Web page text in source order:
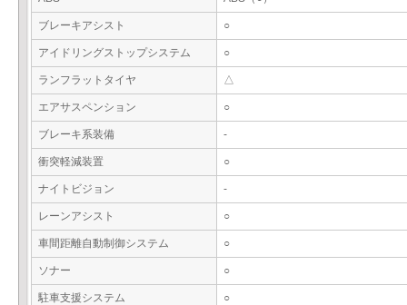
ブレーキアシスト ○
アイドリングストップシステム ○
ランフラットタイヤ △
エアサスペンション ○
ブレーキ系装備 -
衝突軽減装置 ○
ナイトビジョン -
レーンアシスト ○
車間距離自動制御システム ○
ソナー ○
駐車支援システム ○